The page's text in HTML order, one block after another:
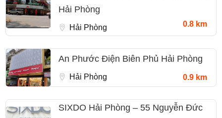
Hải Phòng
Hải Phòng 0.8 km
An Phước Điện Biên Phủ Hải Phòng
Hải Phòng 0.9 km
SIXDO Hải Phòng – 55 Nguyễn Đức